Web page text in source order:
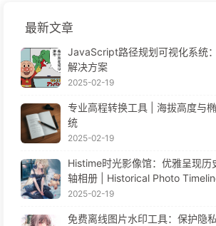
最新文章
JavaScript路径规划可视化系统
解决方案
2025-02-19
专业高程转换工具 | 海拔高度与
统
2025-02-19
Histime时光影像馆：优雅呈现历
轴相册 | Historical Photo
2025-02-19
免费离线图片水印工具：保护隐